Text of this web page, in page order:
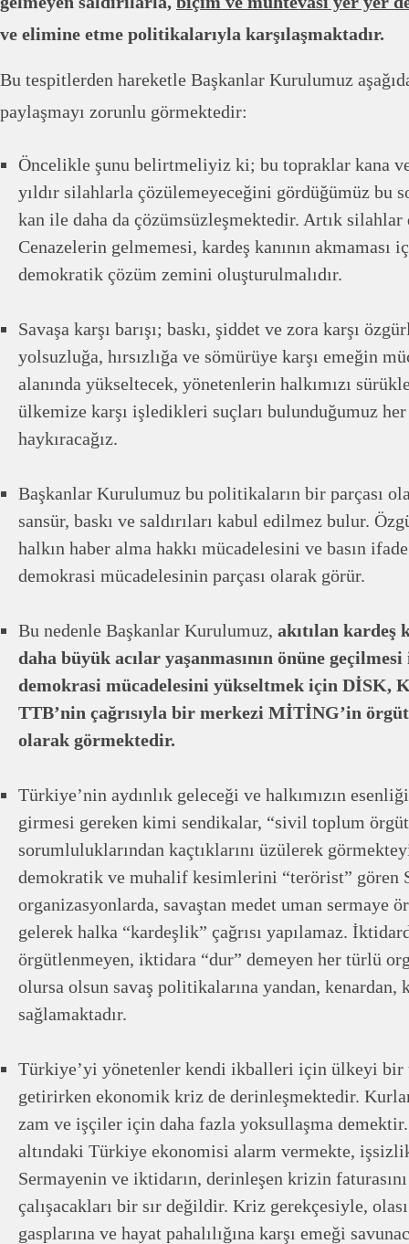
ve elimine etme politikalarıyla karşılaşmaktadır.
Bu tespitlerden hareketle Başkanlar Kurulumuz
paylaşmayı zorunlu görmektedir:
Öncelikle şunu belirtmeliyiz ki; bu topraklar kana
yıldır silahlarla çözülemeyeceğini gördüğümüz bu
kan ile daha da çözümsüzleşmektedir. Artık silahlar
Cenazelerin gelmemesi, kardeş kanının
demokratik çözüm zemini oluşturulmalıdır.
Savaşa karşı barışı; baskı, şiddet ve zora karşı
yolsuzluğa, hırsızlığa ve sömürüye karşı emeğin
alanında yükseltecek, yönetenlerin halkımızı
ülkemize karşı işledikleri suçları bulunduğumuz
haykıracağız.
Başkanlar Kurulumuz bu politikaların bir parçası
sansür, baskı ve saldırıları kabul edilmez bulur.
halkın haber alma hakkı mücadelesini ve basın
demokrasi mücadelesinin parçası olarak görür.
Bu nedenle Başkanlar Kurulumuz, akıtılan kardeş
daha büyük acılar yaşanmasının önüne
demokrasi mücadelesini yükseltmek için DİSK,
TTB’nin çağrısıyla bir merkezi MİTİNG’in
olarak görmektedir.
Türkiye’nin aydınlık geleceği ve halkımızın
girmesi gereken kimi sendikalar, “sivil toplum
sorumluluklarından kaçtıklarını üzülerek
demokratik ve muhalif kesimlerini “terörist” gören
organizasyonlarda, savaştan medet uman sermaye
gelerek halka “kardeşlik” çağrısı yapılamaz.
örgütlenmeyen, iktidara “dur” demeyen her türlü
olursa olsun savaş politikalarına yandan, kenardan,
sağlamaktadır.
Türkiye’yi yönetenler kendi ikballeri için ülkeyi bir
getirirken ekonomik kriz de derinleşmektedir.
zam ve işçiler için daha fazla yoksullaşma
altındaki Türkiye ekonomisi alarm vermekte,
Sermayenin ve iktidarın, derinleşen krizin
çalışacakları bir sır değildir. Kriz gerekçesiyle,
gasplarına ve hayat pahalılığına karşı emeği